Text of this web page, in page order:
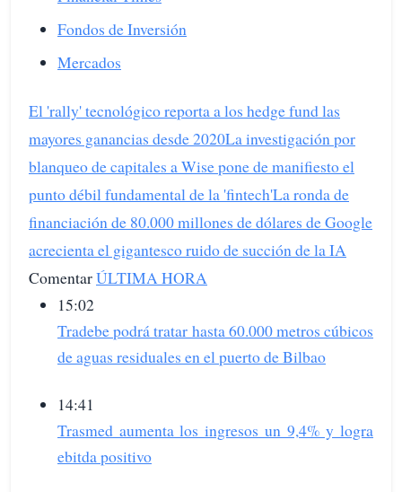
Fondos de Inversión
Mercados
El 'rally' tecnológico reporta a los hedge fund las
mayores ganancias desde 2020La investigación por
blanqueo de capitales a Wise pone de manifiesto el
punto débil fundamental de la 'fintech'La ronda de
financiación de 80.000 millones de dólares de Google
acrecienta el gigantesco ruido de succión de la IA
ComentarÚLTIMA HORA
15:02
Tradebe podrá tratar hasta 60.000 metros cúbicos
de aguas residuales en el puerto de Bilbao
14:41
Trasmed aumenta los ingresos un 9,4% y logra
ebitda positivo